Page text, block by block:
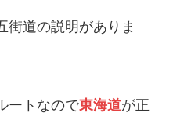
街道の説明がありま
ートなので東海道が正